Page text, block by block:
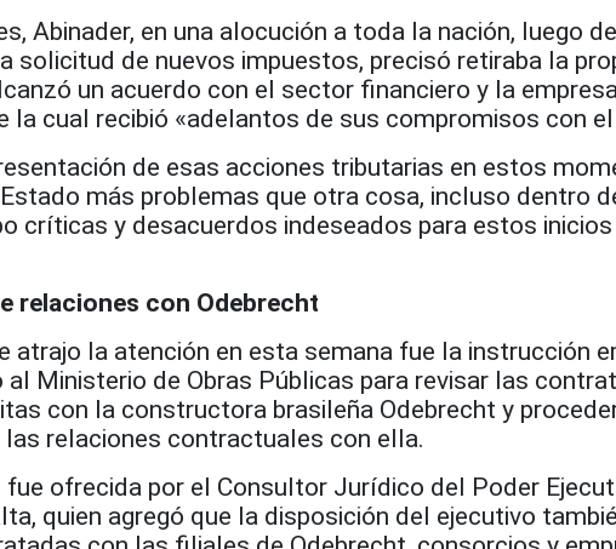
Abinader, en una alocución a toda la nación, luego
solicitud de nuevos impuestos, precisó retiraba la
un acuerdo con el sector financiero y la
la cual recibió «adelantos de sus compromisos con
de esas acciones tributarias en estos
más problemas que otra cosa, incluso dentro
críticas y desacuerdos indeseados para estos
relaciones con Odebrecht
atrajo la atención en esta semana fue la instrucción
al Ministerio de Obras Públicas para revisar las
con la constructora brasileña Odebrecht y
las relaciones contractuales con ella.
fue ofrecida por el Consultor Jurídico del Poder
quien agregó que la disposición del ejecutivo